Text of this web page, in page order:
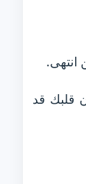
انتهى.
قلبك قد